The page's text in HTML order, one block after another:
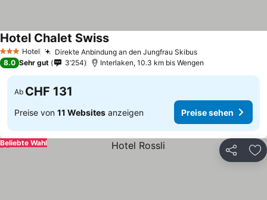
3 SterneHotel Direkte Anbindung an den Jungfrau SkibusPreise sehen
Hotel Chalet SwissPreise sehen
8.0 Sehr gut 3’254 Interlaken, 10.3 km bis Wengen
Ab CHF 131
Preise von 11 Websites anzeigen Preise sehen
Teilen
Beliebte Wahl